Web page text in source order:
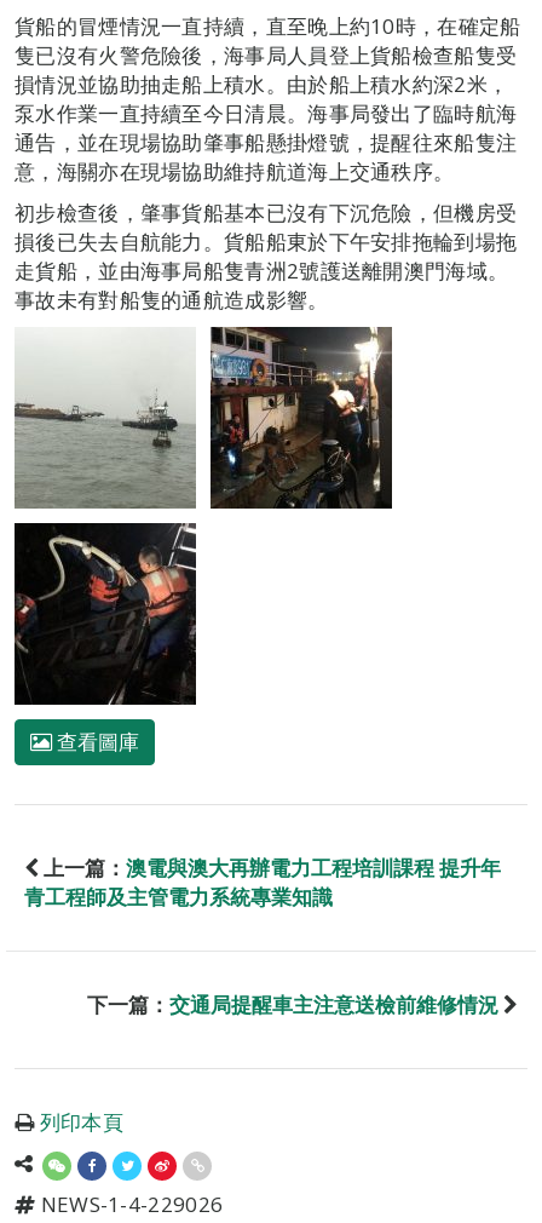
貨船的冒煙情況一直持續，直至晚上約10時，在確定船
隻已沒有火警危險後，海事局人員登上貨船檢查船隻受
損情況並協助抽走船上積水。由於船上積水約深2米，
泵水作業一直持續至今日清晨。海事局發出了臨時航海
通告，並在現場協助肇事船懸掛燈號，提醒往來船隻注
意，海關亦在現場協助維持航道海上交通秩序。
初步檢查後，肇事貨船基本已沒有下沉危險，但機房受
損後已失去自航能力。貨船船東於下午安排拖輪到場拖
走貨船，並由海事局船隻青洲2號護送離開澳門海域。
事故未有對船隻的通航造成影響。
查看圖庫
上一篇： 澳電與澳大再辦電力工程培訓課程 提升年
青工程師及主管電力系統專業知識
下一篇： 交通局提醒車主注意送檢前維修情況
列印本頁
NEWS-1-4-229026